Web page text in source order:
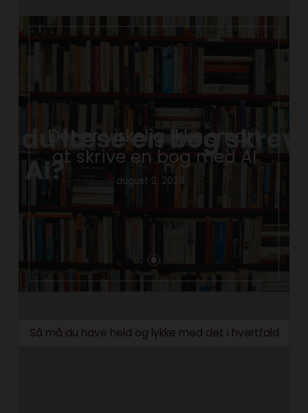
Det er virkelig ikke smart
at skrive en bog med AI
august 3, 2026
Så må du have held og lykke med det i hvertfald